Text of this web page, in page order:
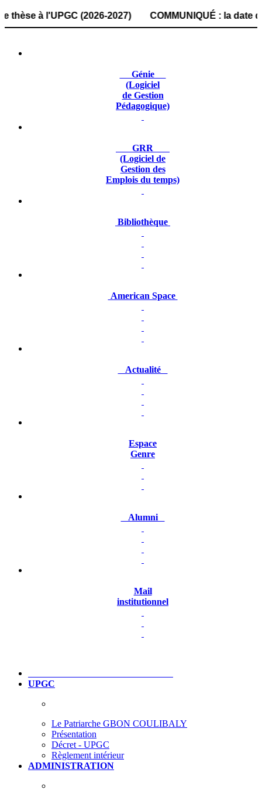
à l'UPGC (2026-2027) COMMUNIQUÉ : la date
Génie
(Logiciel
de Gestion
Pédagogique)
GRR
(Logiciel de
Gestion des
Emplois du temps)
Bibliothèque
American Space
Actualité
Espace
Genre
Alumni
Mail
institutionnel
UPGC
Le Patriarche GBON COULIBALY
Présentation
Décret - UPGC
Règlement intérieur
ADMINISTRATION